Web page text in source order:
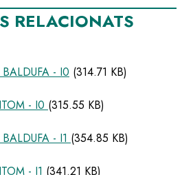
RELACIONATS
- I0 (314.71 KB)
- I0 (315.55 KB)
- I1 (354.85 KB)
- I1 (341.21 KB)